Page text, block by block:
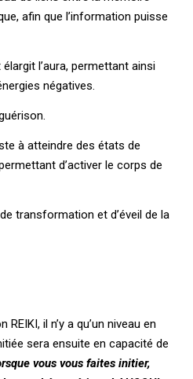
afin que l’information puisse
l’aura, permettant ainsi
négatives.
à atteindre des états de
d’activer le corps de
transformation et d’éveil de la
il n’y a qu’un niveau en
sera ensuite en capacité de
vous vous faites initier,